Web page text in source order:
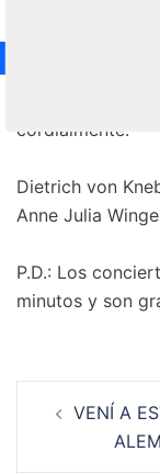
Juan L.
cordialmente.
Dietrich von
Anne Julia
P.D.: Los
minutos y son
Navegación
entradas
VENÍ A